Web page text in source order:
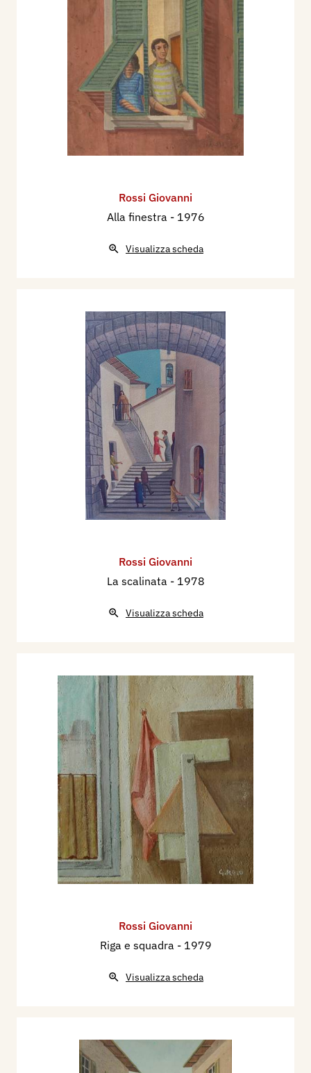
Rossi Giovanni
Alla finestra - 1976
Visualizza scheda
Rossi Giovanni
La scalinata - 1978
Visualizza scheda
Rossi Giovanni
Riga e squadra - 1979
Visualizza scheda